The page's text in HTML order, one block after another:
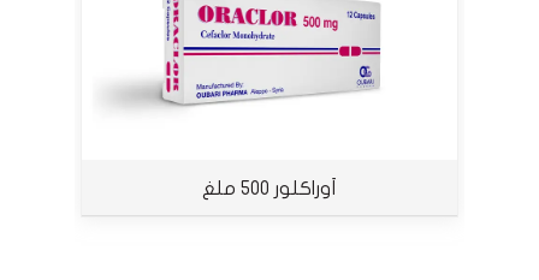
أوراكلور 500 ملغ